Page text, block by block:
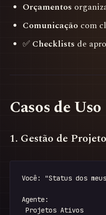
Orçamentos
Comunicação com
✅ Checklists de
Casos de Uso
1. Gestão de
Você: "Status dos
Agente:
Projetos Ativos